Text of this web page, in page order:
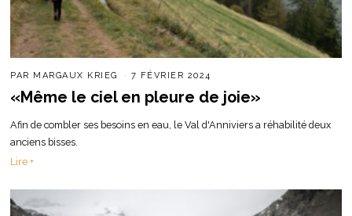
PAR MARGAUX KRIEG 7 FÉVRIER 2024
«Même le ciel en pleure de joie»
Afin de combler ses besoins en eau, le Val d'Anniviers a réhabilité deux
anciens bisses.
Lire +